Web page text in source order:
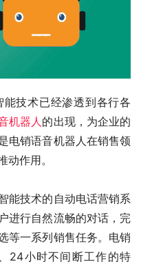
技术已经渗透到各行各
机器人的出现，为企业的
电销语音机器人在销售领
作用。
能技术的自动电话营销系
进行自然流畅的对话，完
等一系列销售任务。电销
24小时不间断工作的特